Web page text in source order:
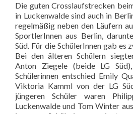
Die guten Crosslaufstrecken
in Luckenwalde sind auch in
regelmäßig neben den Läufern
SportlerInnen aus Berlin,
Süd. Für die SchülerInnen gab es
Bei den älteren Schülern
Anton Ziegele (beide LG
Schülerinnen entschied Emily
Viktoria Kamml von der LG
jüngeren Schüler waren
Luckenwalde und Tom Winter